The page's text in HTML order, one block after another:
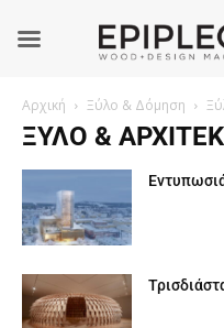
Αρχική Ξύλο & Δόμηση
ΞΎΛΟ &